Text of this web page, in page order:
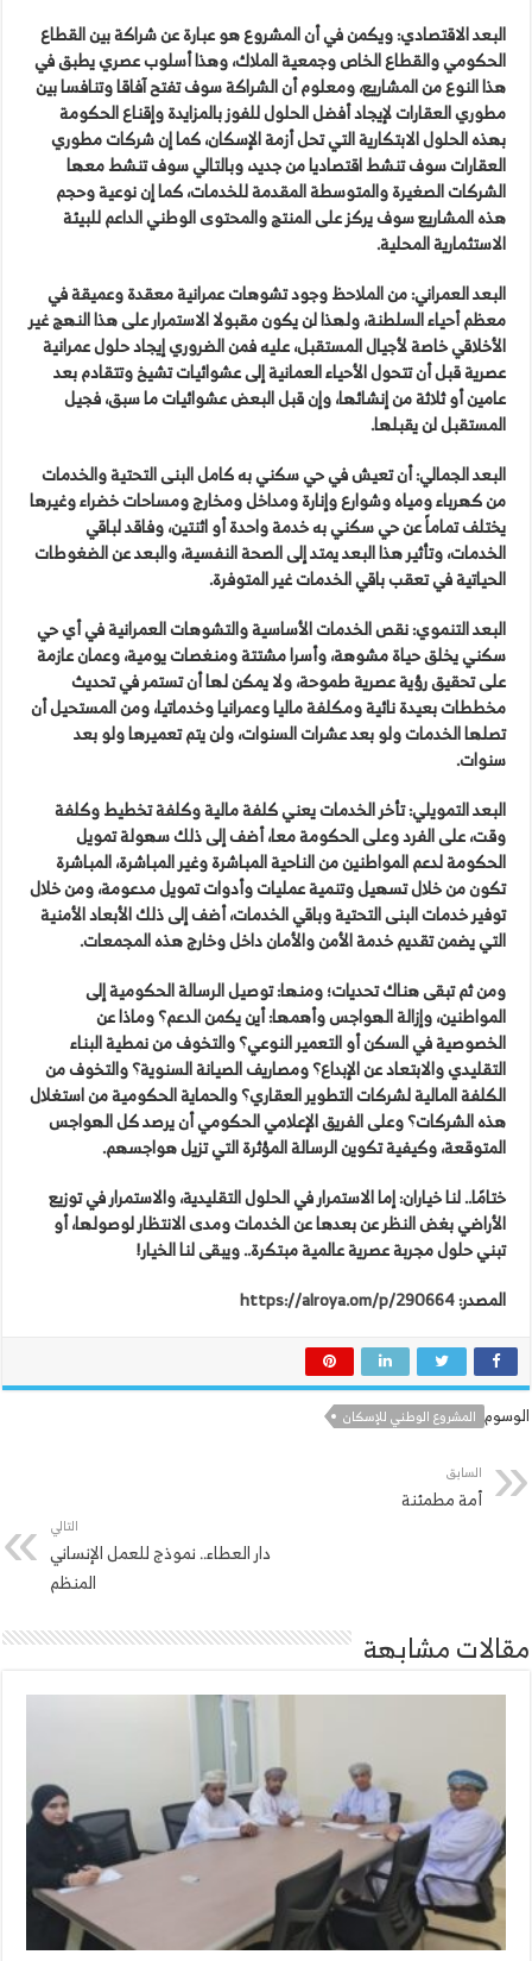
البعد الاقتصادي:ويكمن في أن المشروع هو عبارة عن شراكة بين القطاع
الحكومي والقطاع الخاص وجمعية الملاك، وهذا أسلوب عصري يطبق في
هذا النوع من المشاريع، ومعلوم أن الشراكة سوف تفتح آفاقا وتنافسا بين
مطوري العقارات لإيجاد أفضل الحلول للفوز بالمزايدة وإقناع الحكومة
بهذه الحلول الابتكارية التي تحل أزمة الإسكان، كما إن شركات مطوري
العقارات سوف تنشط اقتصاديا من جديد، وبالتالي سوف تنشط معها
الشركات الصغيرة والمتوسطة المقدمة للخدمات، كما إن نوعية وحجم
هذه المشاريع سوف يركز على المنتج والمحتوى الوطني الداعم للبيئة
الاستثمارية المحلية.
البعد العمراني:من الملاحظ وجود تشوهات عمرانية معقدة وعميقة في
معظم أحياء السلطنة، ولهذا لن يكون مقبولا الاستمرار على هذا النهج غير
الأخلاقي خاصة لأجيال المستقبل، عليه فمن الضروري إيجاد حلول عمرانية
عصرية قبل أن تتحول الأحياء العمانية إلى عشوائيات تشيخ وتتقادم بعد
عامين أو ثلاثة من إنشائها، وإن قبل البعض عشوائيات ما سبق، فجيل
المستقبل لن يقبلها.
البعد الجمالي:أن تعيش في حي سكني به كامل البنى التحتية والخدمات
من كهرباء ومياه وشوارع وإنارة ومداخل ومخارج ومساحات خضراء وغيرها
يختلف تماماً عن حي سكني به خدمة واحدة أو اثنتين، وفاقد لباقي
الخدمات، وتأثير هذا البعد يمتد إلى الصحة النفسية، والبعد عن الضغوطات
الحياتية في تعقب باقي الخدمات غير المتوفرة.
البعد التنموي:نقص الخدمات الأساسية والتشوهات العمرانية في أي حي
سكني يخلق حياة مشوهة، وأسرا مشتتة ومنغصات يومية، وعمان عازمة
على تحقيق رؤية عصرية طموحة، ولا يمكن لها أن تستمر في تحديث
مخططات بعيدة نائية ومكلفة ماليا وعمرانيا وخدماتيا، ومن المستحيل أن
تصلها الخدمات ولو بعد عشرات السنوات، ولن يتم تعميرها ولو بعد
سنوات.
البعد التمويلي:تأخر الخدمات يعني كلفة مالية وكلفة تخطيط وكلفة
وقت، على الفرد وعلى الحكومة معا، أضف إلى ذلك سهولة تمويل
الحكومة لدعم المواطنين من الناحية المباشرة وغير المباشرة، المباشرة
تكون من خلال تسهيل وتنمية عمليات وأدوات تمويل مدعومة، ومن خلال
توفير خدمات البنى التحتية وباقي الخدمات، أضف إلى ذلك الأبعاد الأمنية
التي يضمن تقديم خدمة الأمن والأمان داخل وخارج هذه المجمعات.
ومن ثم تبقى هناك تحديات؛ ومنها: توصيل الرسالة الحكومية إلى
المواطنين، وإزالة الهواجس وأهمها: أين يكمن الدعم؟ وماذا عن
الخصوصية في السكن أو التعمير النوعي؟ والتخوف من نمطية البناء
التقليدي والابتعاد عن الإبداع؟ ومصاريف الصيانة السنوية؟ والتخوف من
الكلفة المالية لشركات التطوير العقاري؟ والحماية الحكومية من استغلال
هذه الشركات؟ وعلى الفريق الإعلامي الحكومي أن يرصد كل الهواجس
المتوقعة، وكيفية تكوين الرسالة المؤثرة التي تزيل هواجسهم.
ختامًا.. لنا خياران: إما الاستمرار في الحلول التقليدية، والاستمرار في توزيع
الأراضي بغض النظر عن بعدها عن الخدمات ومدى الانتظار لوصولها، أو
تبني حلول مجربة عصرية عالمية مبتكرة.. ويبقى لنا الخيار!
المصدر:https://alroya.om/p/290664
الوسوم المشروع الوطني للإسكان
السابق
أمة مطمئنة
التالي
دار العطاء.. نموذج للعمل الإنساني
المنظم
مقالات مشابهة